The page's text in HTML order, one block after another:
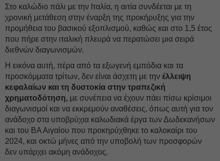
Στο καλώδιο πάλι με την Ιταλία, η αιτία συνδέεται με τη
χρονική μετάθεση στην έναρξη της προκήρυξης για την
προμήθεια του βασικού εξοπλισμού, καθώς και στο 1,5 έτος
που πήρε στην ιταλική πλευρά να περατώσει μια σειρά
διεθνών διαγωνισμών.
Η εικόνα αυτή, πέρα από τα εξωγενή εμπόδια και τα
προσκόμματα τρίτων, δεν είναι άσχετη με την έλλειψη
κεφαλαίων και τη δυστοκία στην τραπεζική
χρηματοδότηση, με συνέπεια να έχουν πάει πίσω κρίσιμοι
διαγωνισμοί και να εκκρεμούν αναθέσεις, όπως αυτή για τον
ανάδοχο στα υποβρύχια καλωδιακά έργα των Δωδεκανήσων
και του ΒΑ Αιγαίου που προκηρύχθηκε το καλοκαίρι του
2024, και οκτώ μήνες από την υποβολή των προσφορών
δεν υπάρχει ακόμη ανάδοχος.